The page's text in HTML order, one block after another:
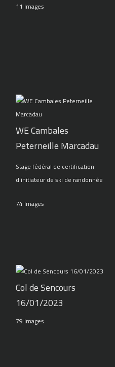
11 Images
WE Cambales
Peterneille Marcadau
Stage fédéral de certification
d'initiateur de ski de randonnée
74 Images
Col de Sencours
16/01/2023
79 Images